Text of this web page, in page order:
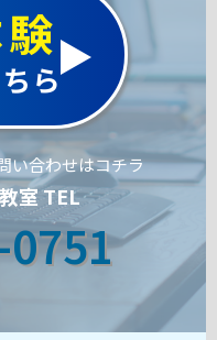
ら
い合わせはコチラ
室 TEL